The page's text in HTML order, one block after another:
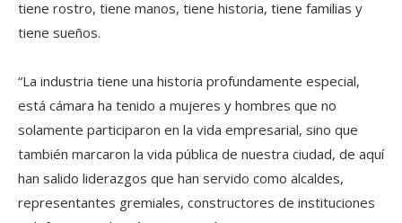
tiene rostro, tiene manos, tiene historia, tiene familias y
tiene sueños.
“La industria tiene una historia profundamente especial,
está cámara ha tenido a mujeres y hombres que no
solamente participaron en la vida empresarial, sino que
también marcaron la vida pública de nuestra ciudad, de aquí
han salido liderazgos que han servido como alcaldes,
representantes gremiales, constructores de instituciones